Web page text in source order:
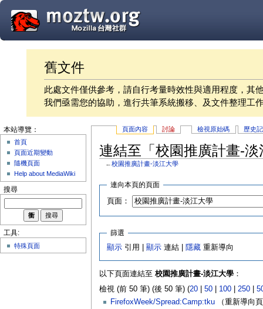
舊文件
此處文件僅供參考，請自行考量時效性與適用程度，其
我們亟需您的協助，進行共筆系統搬移、及文件整理工
頁面內容 討論 檢視原始碼 歷史
連結至「校園推廣計畫-
←校園推廣計畫-淡江大學
連向本頁的頁面
頁面：
篩選
顯示 引用 |顯示 連結 | 隱藏 重新導向
以下頁面連結至 校園推廣計畫-淡江大學：
檢視 (前 50 筆) (後 50 筆) (20| 50| 100| 250|
FirefoxWeek/Spread:Camp:tku（重新導向
本站導覽：
首頁
頁面近期變動
隨機頁面
Help about MediaWiki
搜尋
工具:
特殊頁面